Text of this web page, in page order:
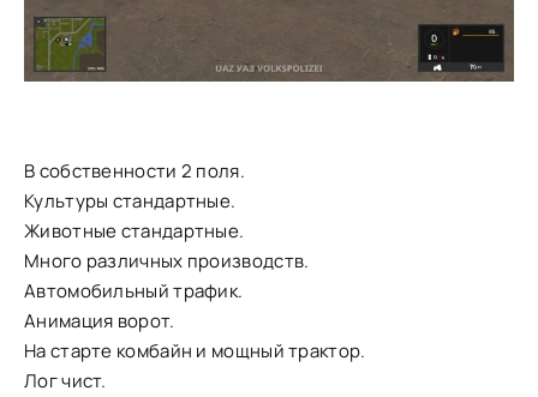
В собственности 2 поля.
Культуры стандартные.
Животные стандартные.
Много различных производств.
Автомобильный трафик.
Анимация ворот.
На старте комбайн и мощный трактор.
Лог чист.